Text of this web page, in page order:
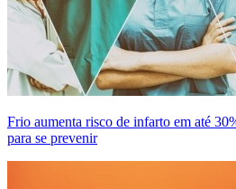
Frio aumenta risco de infarto em até
para se prevenir